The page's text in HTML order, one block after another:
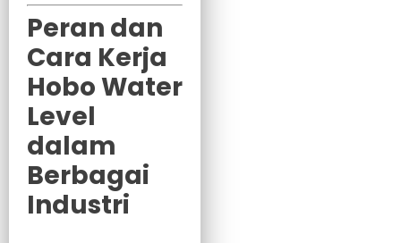
Peran dan
Cara Kerja
Hobo Water
Level
dalam
Berbagai
Industri